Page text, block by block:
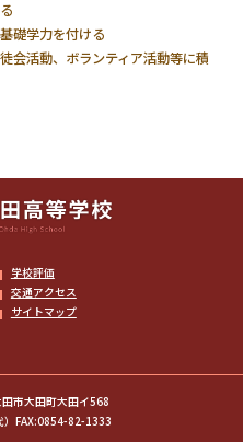
礎学力を付ける
会活動、ボランティア活動等に積
学校評価
交通アクセス
サイトマップ
市大田町大田イ568
FAX:0854-82-1333